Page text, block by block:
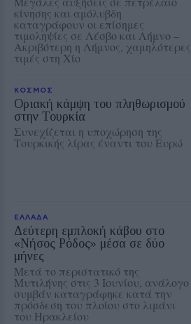
κίνησης και αμόλυβδη
καταγράφουν οι επίσημες
τιμοληψίες σε Λέσβο και Λήμνο –
Ακριβότερη η Λήμνος, χαμηλότερες
τιμές στη Χίο
ΚΟΣΜΟΣ
Οριακή κάμψη του πληθωρισμού
στην Τουρκία
Συνεχίζεται η υποχώρηση της
Τουρκικής λίρας έναντι του Ευρώ
ΕΛΛΑΔΑ
Δεύτερη εμπλοκή κάβου στο
«Νήσος Ρόδος» μέσα σε δύο
μήνες
Μετά το περιστατικό της
Μυτιλήνης στις 3 Ιουνίου, ανάλογο
συμβάν καταγράφηκε κατά την
πρόσδεση του πλοίου στο λιμάνι
του Ηρακλείου